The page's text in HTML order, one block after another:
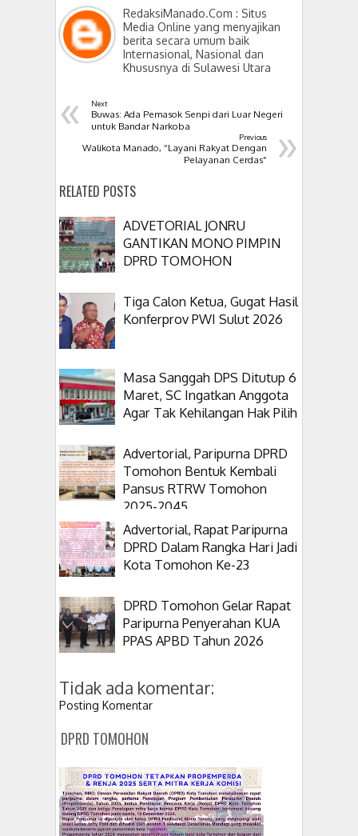
RedaksiManado.Com : Situs
Media Online yang menyajikan
berita secara umum baik
Internasional, Nasional dan
Khususnya di Sulawesi Utara
« Next
Buwas: Ada Pemasok Senpi dari Luar Negeri
untuk Bandar Narkoba
»
Previous
Walikota Manado, “Layani Rakyat Dengan
Pelayanan Cerdas”
RELATED POSTS
ADVETORIAL JONRU
GANTIKAN MONO PIMPIN
DPRD TOMOHON
Tiga Calon Ketua, Gugat Hasil
Konferprov PWI Sulut 2026
Masa Sanggah DPS Ditutup 6
Maret, SC Ingatkan Anggota
Agar Tak Kehilangan Hak Pilih
Advertorial, Paripurna DPRD
Tomohon Bentuk Kembali
Pansus RTRW Tomohon
2025-2045
Advertorial, Rapat Paripurna
DPRD Dalam Rangka Hari Jadi
Kota Tomohon Ke-23
DPRD Tomohon Gelar Rapat
Paripurna Penyerahan KUA
PPAS APBD Tahun 2026
Tidak ada komentar:
Posting Komentar
DPRD TOMOHON